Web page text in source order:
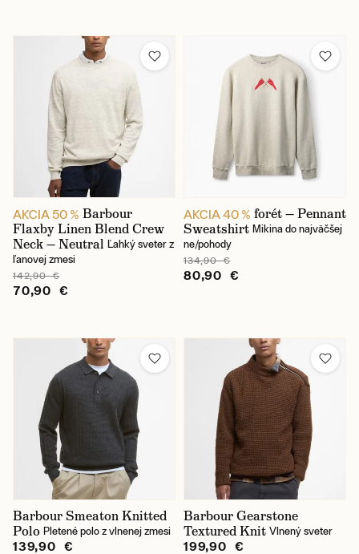
AKCIA 50 % Barbour
Flaxby Linen Blend Crew
Neck — Neutral Ľahký sveter z
ľanovej zmesi
142,90 €
70,90 €
AKCIA 40 % forét — Pennant
Sweatshirt Mikina do najväčšej
ne/pohody
134,90 €
80,90 €
Barbour Smeaton Knitted
Polo Pletené polo z vlnenej zmesi
139,90 €
Barbour Gearstone
Textured Knit Vlnený sveter
199,90 €